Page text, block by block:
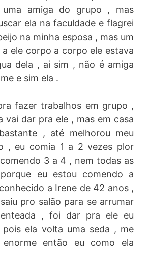
uma amiga do grupo , mas
ela na faculdade e flagrei
na minha esposa , mas um
ele corpo a corpo ele estava
dela , ai sim , não é amiga
e sim ela .
fazer trabalhos em grupo ,
vai dar pra ele , mas em casa
, até melhorou meu
, eu comia 1 a 2 vezes plor
3 a 4 , nem todas as
eu estou comendo a
a Irene de 42 anos ,
pro salão para se arrumar
, foi dar pra ele eu
ela volta uma seda , me
então eu como ela